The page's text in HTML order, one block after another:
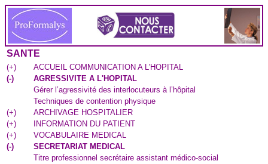
SANTE
(+)
ACCUEIL COMMUNICATION A L'HOPITAL
(-)
AGRESSIVITE A L'HOPITAL
Gérer l’agressivité des interlocuteurs à l’hôpital
Techniques de contention physique
(+)
ARCHIVAGE HOSPITALIER
(+)
INFORMATION DU PATIENT
(+)
VOCABULAIRE MEDICAL
(-)
SECRETARIAT MEDICAL
Titre professionnel secrétaire assistant médico-social